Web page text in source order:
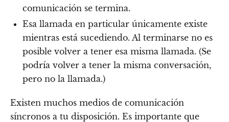
comunicación se termina.
Esa llamada en particular únicamente existe
mientras está sucediendo. Al terminarse no es
posible volver a tener esa misma llamada. (Se
podría volver a tener la misma conversación,
pero no la llamada.)
Existen muchos medios de comunicación
síncronos a tu disposición. Es importante que